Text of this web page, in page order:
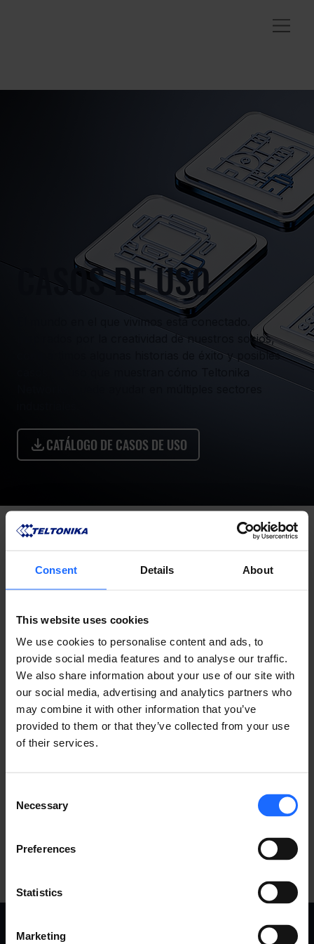
Consent Details About
This website uses cookies
We use cookies to personalise content and ads, to
provide social media features and to analyse our traffic.
We also share information about your use of our site with
our social media, advertising and analytics partners who
may combine it with other information that you’ve
provided to them or that they’ve collected from your use
of their services.
Selection
Necessary
Preferences
Statistics
Marketing
CASOS DE USO
El mundo en el que vivimos está conectado.
Inspirados por la creatividad de nuestros socios,
compartimos algunas historias de éxito y posibles
CATÁLOGO DE CASOS DE USO